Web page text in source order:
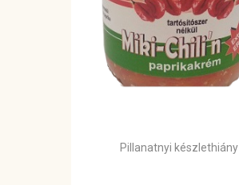
Pillanatnyi készlethiány